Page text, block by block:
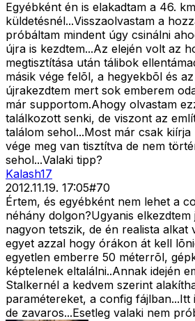
Egyébként én is elakadtam a 46. km
küldetésnél...Visszaolvastam a
próbáltam mindent úgy csinálni
újra is kezdtem...Az elején volt az
megtisztítása után tálibok
másik vége felõl, a hegyekbõl és
újrakezdtem mert sok emberem
már supportom.Ahogy olvastam
találkozott senki, de viszont az
találom sehol...Most már csak
vége meg van tisztítva de nem
sehol...Valaki tipp?
Kalash17
2012.11.19. 17:05#70
Értem, és egyébként nem lehet a
néhány dolgon?Ugyanis elkezdtem
nagyon tetszik, de én realista alkat
egyet azzal hogy órákon át kell
egyetlen emberre 50 méterrõl,
képtelenek eltalálni..Annak idején
Stalkernél a kedvem szerint
paramétereket, a config fájlban...Itt
de zavaros...Esetleg valaki nem